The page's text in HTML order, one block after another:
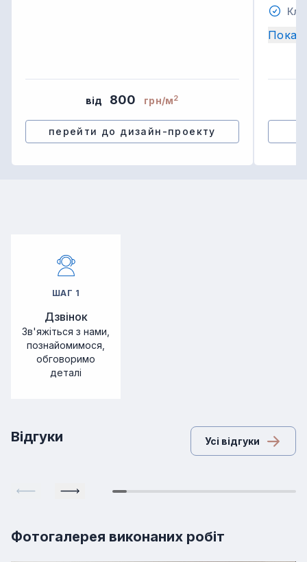
від 800 грн/м2
перейти до дизайн-проекту
ШАГ 1
Дзвінок
Зв'яжіться з нами,
познайомимося,
обговоримо
деталі
Відгуки Усі відгуки
Фотогалерея виконаних робіт